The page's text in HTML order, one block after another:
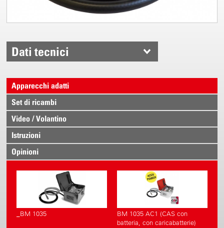
Dati tecnici
Apparecchi adatti
Set di ricambi
Video / Volantino
Istruzioni
Opinioni
_BM 1035
BM 1035 AC1 (CAS con
batteria, con caricabatterie)